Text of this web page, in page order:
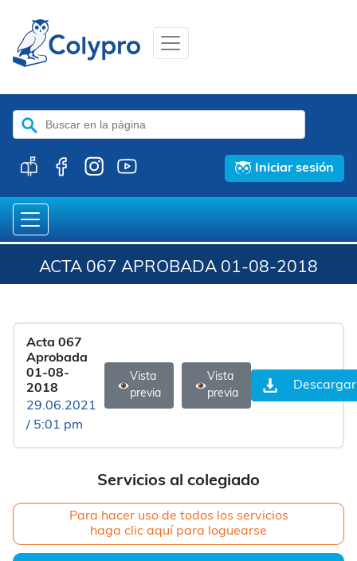
Buscar:
Iniciar sesión
ACTA 067 APROBADA 01-08-2018
Servicios al colegiado
Para hacer uso de todos los servicios
haga clic aquí para loguearse
Acta 067
Aprobada
01-08-
2018
29.06.2021
/ 5:01 pm
Vista
previa
Vista
previa
Descargar